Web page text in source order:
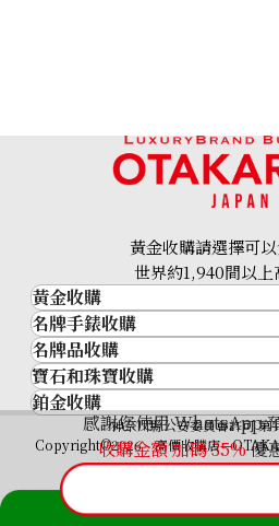
感謝您使用 WhatsApp
收購金額 加碼35%優
黃金收購請選擇可以
世界約1,940間以上
黃金收購
黃金･金條
金條
金幣及銀幣
過去十年黃金價格
金飾
金戒指
金頸鍊
名牌手錶收購
名牌手錶收購
勞力士 (Rolex)
Patek Philippe
Audemars Piguet
Vacheron Constantin
A. Lange & Söhne
Breguet
名牌品收購
名牌品收購
HERMES
LOUIS VUITTON
CHANEL
卡地亞（Cartier）
CELINE
寶石和珠寶收購
寶石和珠寶
祖母綠
藍寶石
紅寶石
鉑金收購
神奈川縣公安委員會許可
Copyright©2026 高價收購店